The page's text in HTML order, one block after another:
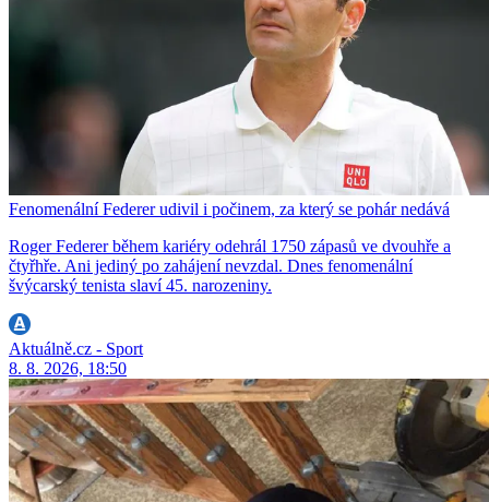
Fenomenální Federer udivil i počinem, za který se pohár nedává
Roger Federer během kariéry odehrál 1750 zápasů ve dvouhře a
čtyřhře. Ani jediný po zahájení nevzdal. Dnes fenomenální
švýcarský tenista slaví 45. narozeniny.
Aktuálně.cz - Sport
8. 8. 2026, 18:50